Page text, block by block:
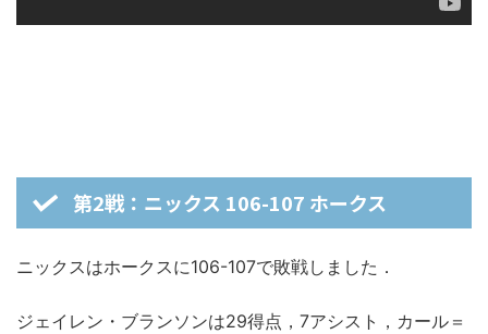
第2戦：ニックス 106-107 ホークス
ニックスはホークスに106-107で敗戦しました．
ジェイレン・ブランソンは29得点，7アシスト，カール＝